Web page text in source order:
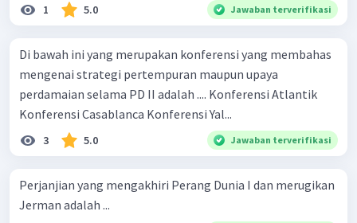
1 5.0 Jawaban terverifikasi
Di bawah ini yang merupakan konferensi yang membahas
mengenai strategi pertempuran maupun upaya
perdamaian selama PD II adalah .... Konferensi Atlantik
Konferensi Casablanca Konferensi Yal...
3 5.0 Jawaban terverifikasi
Perjanjian yang mengakhiri Perang Dunia I dan merugikan
Jerman adalah ...